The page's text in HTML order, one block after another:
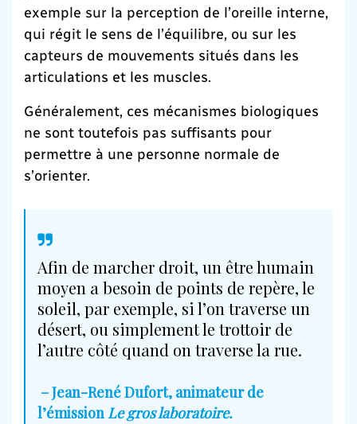
exemple sur la perception de l’oreille interne,
qui régit le sens de l’équilibre, ou sur les
capteurs de mouvements situés dans les
articulations et les muscles.
Généralement, ces mécanismes biologiques
ne sont toutefois pas suffisants pour
permettre à une personne normale de
s’orienter.
Afin de marcher droit, un être humain
moyen a besoin de points de repère, le
soleil, par exemple, si l’on traverse un
désert, ou simplement le trottoir de
l’autre côté quand on traverse la rue.
– Jean-René Dufort, animateur de
l’émissionLe gros laboratoire.